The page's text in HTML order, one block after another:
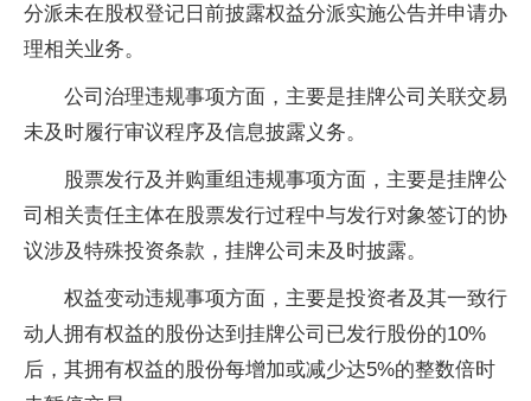
分派未在股权登记日前披露权益分派实施公告并申请办
理相关业务。
公司治理违规事项方面，主要是挂牌公司关联交易
未及时履行审议程序及信息披露义务。
股票发行及并购重组违规事项方面，主要是挂牌公
司相关责任主体在股票发行过程中与发行对象签订的协
议涉及特殊投资条款，挂牌公司未及时披露。
权益变动违规事项方面，主要是投资者及其一致行
动人拥有权益的股份达到挂牌公司已发行股份的10%
后，其拥有权益的股份每增加或减少达5%的整数倍时